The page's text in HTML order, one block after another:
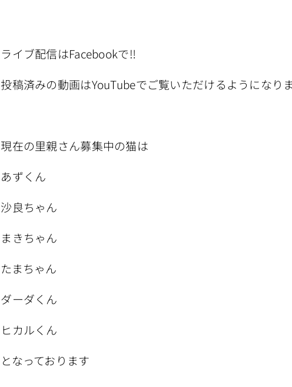
ライブ配信はFacebookで‼️
投稿済みの動画はYouTubeでご覧いただけるようになり
現在の里親さん募集中の猫は
あずくん
沙良ちゃん
まきちゃん
たまちゃん
ダーダくん
ヒカルくん
となっております